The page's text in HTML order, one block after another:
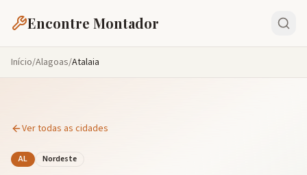
Encontre Montador
Início/Alagoas/Atalaia
Ver todas as cidades
AL Nordeste